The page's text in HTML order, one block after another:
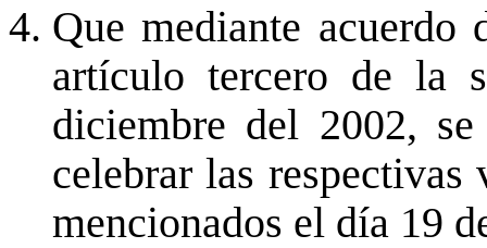
Que mediante acuerdo
artículo tercero de la
diciembre del 2002,
celebrar las respectivas
mencionados el día 19